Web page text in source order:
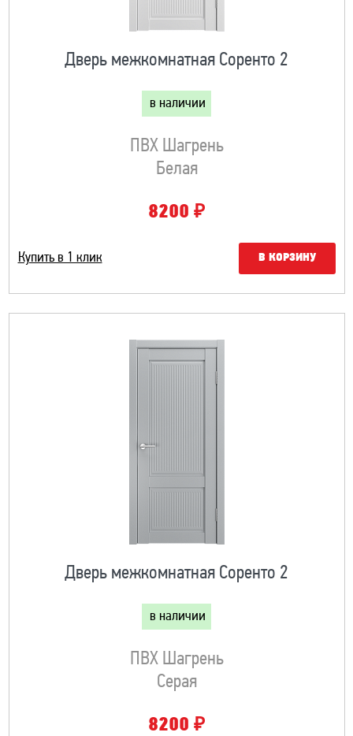
Дверь межкомнатная Соренто 2
в наличии
ПВХ Шагрень
Белая
8200 ₽
Купить в 1 клик В КОРЗИНУ
Дверь межкомнатная Соренто 2
в наличии
ПВХ Шагрень
Серая
8200 ₽